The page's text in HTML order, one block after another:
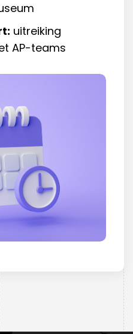
uitreiking
AP-teams